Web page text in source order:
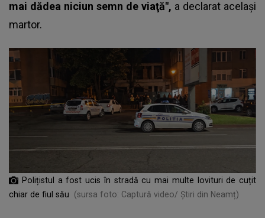
mai dădea niciun semn de viaţă", a declarat acelaşi
martor.
Polițistul a fost ucis în stradă cu mai multe lovituri de cuțit
chiar de fiul său
(sursa foto: Captură video/ Știri din Neamț)